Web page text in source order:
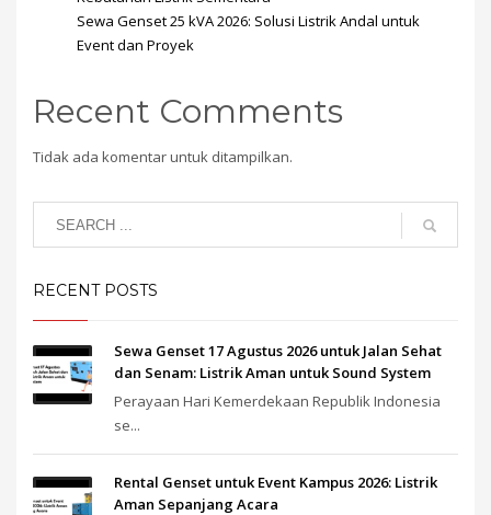
Sewa Genset 25 kVA 2026: Solusi Listrik Andal untuk
Event dan Proyek
Recent Comments
Tidak ada komentar untuk ditampilkan.
RECENT POSTS
Sewa Genset 17 Agustus 2026 untuk Jalan Sehat
dan Senam: Listrik Aman untuk Sound System
Perayaan Hari Kemerdekaan Republik Indonesia
se...
Rental Genset untuk Event Kampus 2026: Listrik
Aman Sepanjang Acara